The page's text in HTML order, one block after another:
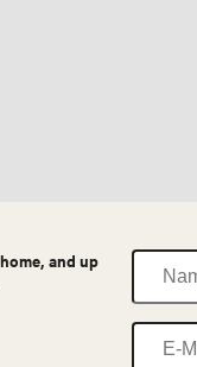
and up
Name
E-